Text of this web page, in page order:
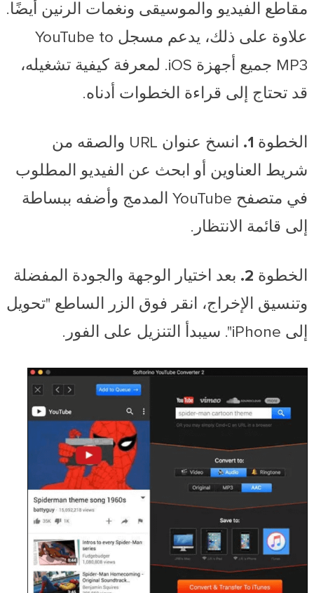
مقاطع الفيديو والموسيقى ونغمات الرنين أيضًا.
علاوة على ذلك، يدعم مسجل YouTube to
MP3 جميع أجهزة iOS. لمعرفة كيفية تشغيله،
قد تحتاج إلى قراءة الخطوات أدناه.
الخطوة 1.
انسخ عنوان URL والصقه من
شريط العناوين أو ابحث عن الفيديو المطلوب
في متصفح YouTube المدمج وأضفه ببساطة
إلى قائمة الانتظار.
الخطوة 2.
بعد اختيار الوجهة والجودة المفضلة
وتنسيق الإخراج، انقر فوق الزر الساطع "تحويل
إلى iPhone". سيبدأ التنزيل على الفور.